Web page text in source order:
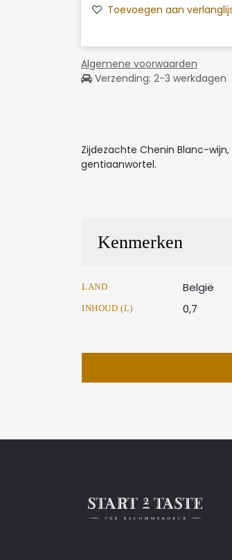
Toevoegen aan
Algemene voorwaarden
Verzending: 2-3 werkdagen
Zijdezachte Chenin Blanc-
gentiaanwortel.
Kenmerken
LAND België
INHOUD (L) 0,7